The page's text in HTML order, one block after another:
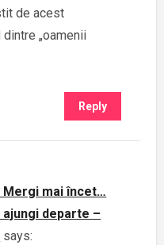
de acest
„oamenii
Reply
Mergi mai încet…
departe –
says: